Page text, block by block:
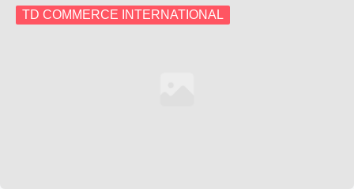
TD COMMERCE INTERNATIONAL